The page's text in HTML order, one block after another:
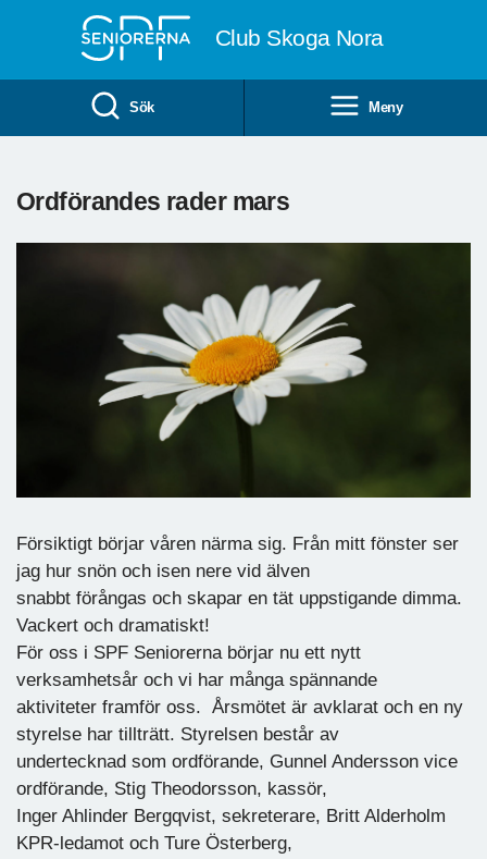
Club Skoga Nora
Sök Meny
Ordförandes rader mars
Försiktigt börjar våren närma sig. Från mitt fönster ser
jag hur snön och isen nere vid älven
snabbt förångas och skapar en tät uppstigande dimma.
Vackert och dramatiskt!
För oss i SPF Seniorerna börjar nu ett nytt
verksamhetsår och vi har många spännande
aktiviteter framför oss. Årsmötet är avklarat och en ny
styrelse har tillträtt. Styrelsen består av
undertecknad som ordförande, Gunnel Andersson vice
ordförande, Stig Theodorsson, kassör,
Inger Ahlinder Bergqvist, sekreterare, Britt Alderholm
KPR-ledamot och Ture Österberg,